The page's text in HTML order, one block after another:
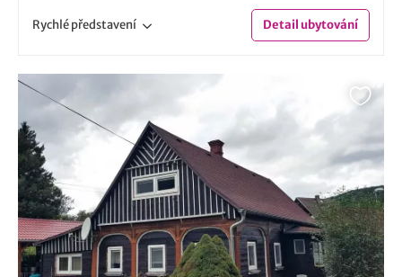
Rychlépředstavení Detailubytování